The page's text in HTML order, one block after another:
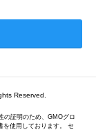
Reserved.
の証明のため、GMOグロ
を使用しております。 セ